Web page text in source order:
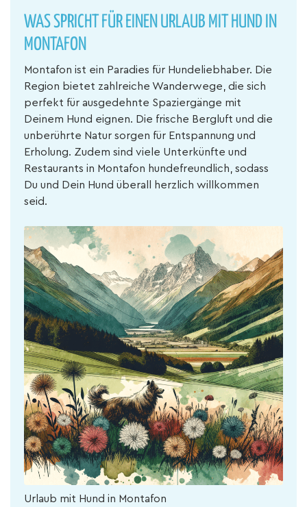
WAS SPRICHT FÜR EINEN URLAUB MIT HUND IN
MONTAFON
Montafon ist ein Paradies für Hundeliebhaber. Die
Region bietet zahlreiche Wanderwege, die sich
perfekt für ausgedehnte Spaziergänge mit
Deinem Hund eignen. Die frische Bergluft und die
unberührte Natur sorgen für Entspannung und
Erholung. Zudem sind viele Unterkünfte und
Restaurants in Montafon hundefreundlich, sodass
Du und Dein Hund überall herzlich willkommen
seid.
Urlaub mit Hund in Montafon